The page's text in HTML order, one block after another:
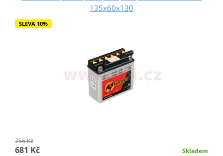
135x60x130
SLEVA 10%
756 Kč
681 Kč Skladem